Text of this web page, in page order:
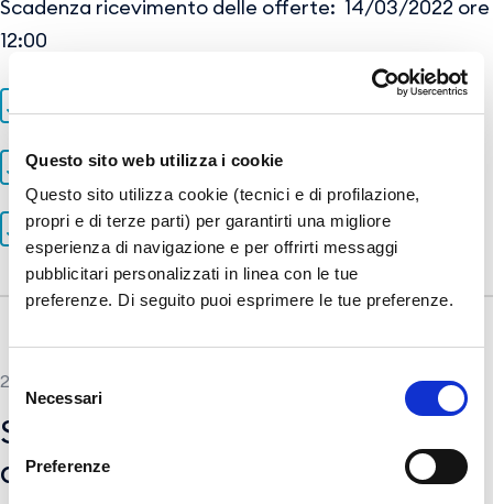
Questo sito web utilizza i cookie
Questo sito utilizza cookie (tecnici e di profilazione,
propri e di terze parti) per garantirti una migliore
esperienza di navigazione e per offrirti messaggi
pubblicitari personalizzati in linea con le tue
preferenze. Di seguito puoi esprimere le tue preferenze.
Selezione
del
consenso
Necessari
Preferenze
Scadenza ricevimento delle offerte: 14/03/2022 ore
12:00
15.ATE_005_CSA_norme_amministrative.pdf
Disciplinare_di_gara (9).pdf
26 NOVEMBER 2021
Servizio di gestione e raccolta
dei carrelli portabagagli e